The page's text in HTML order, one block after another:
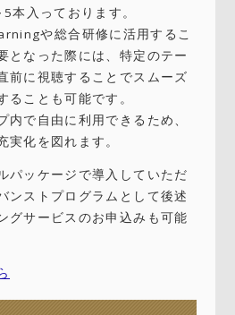
本入っております。
や総合研修に活用するこ
となった際には、特定のテー
前に視聴することでスムーズ
ることも可能です。
内で自由に利用できるため、
実化を図れます。
パッケージで導入していただ
ンストプログラムとして後述
グサービスのお申込みも可能